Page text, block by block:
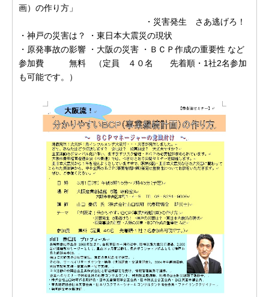
画）の作り方」
・災害発生 さあ逃げろ！
・神戸の災害は？ ・東日本大震災の現状
・原発事故の影響 ・大阪の災害 ・ＢＣＰ作成の重要性 など
参加費 無料 （定員 ４０名 先着順・1社2名参加
も可能です。）